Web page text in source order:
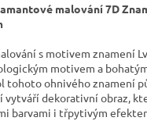
malování 7D
s motivem znamení
motivem a
tohoto ohnivého znamení
vytváří dekorativní obraz,
barvami i třpytivým